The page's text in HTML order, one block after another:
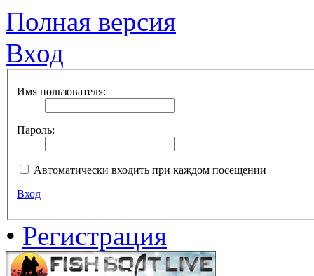
Полная версия
Вход
Имя пользователя:
Пароль:
Автоматически входить при каждом посещении
Вход
• Регистрация